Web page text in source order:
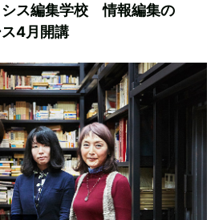
シス編集学校 情報編集の
ス4月開講